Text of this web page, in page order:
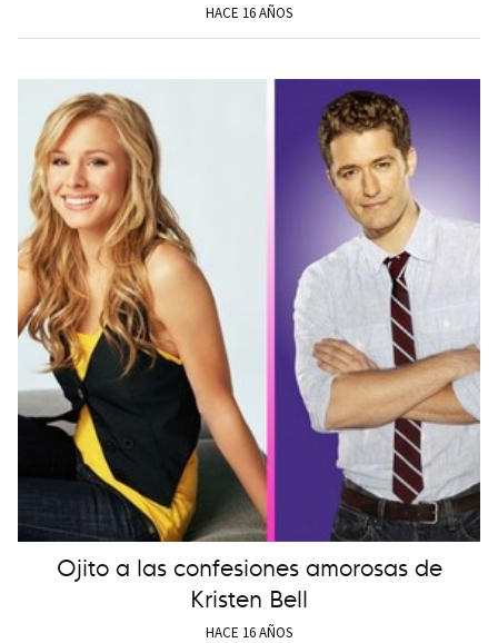
HACE 16 AÑOS
Ojito a las confesiones amorosas de
Kristen Bell
HACE 16 AÑOS